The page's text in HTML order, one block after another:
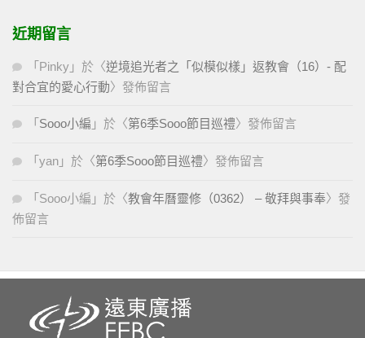
近期留言
「 Pinky 」於〈逆境追光者之「似模似樣」返教會（16）- 配
對合宜的愛心行動〉發佈留言
「 Sooo小編 」於〈第6季Sooo節目巡禮〉發佈留言
「 yan 」於〈第6季Sooo節目巡禮〉發佈留言
「 Sooo小編 」於〈教會年曆靈修（0362） – 敬拜與事奉〉發
佈留言